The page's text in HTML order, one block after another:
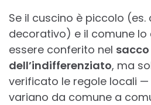
Se il cuscino è piccolo (es.
decorativo) e il comune lo
essere conferito nel
dell’indifferenziato, ma
verificato le regole locali
variano da comune a